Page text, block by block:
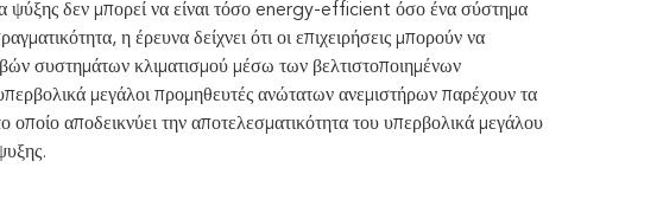
ψύξης δεν μπορεί να είναι τόσο energy-efficient όσο ένα σύστημα
η έρευνα δείχνει ότι οι επιχειρήσεις μπορούν να
συστημάτων κλιματισμού μέσω των βελτιστοποιημένων
μεγάλοι προμηθευτές ανώτατων ανεμιστήρων παρέχουν τα
αποδεικνύει την αποτελεσματικότητα του υπερβολικά μεγάλου